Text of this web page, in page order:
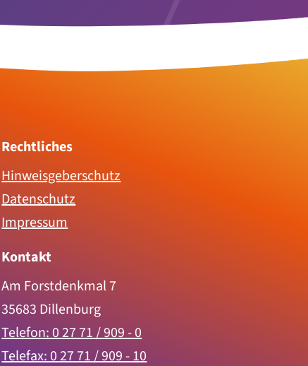
Rechtliches
Hinweisgeberschutz
Datenschutz
Impressum
Kontakt
Am Forstdenkmal 7
35683 Dillenburg
Telefon: 0 27 71 / 909 - 0
Telefax: 0 27 71 / 909 - 10